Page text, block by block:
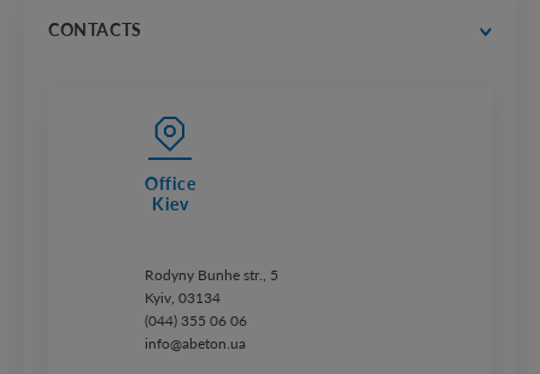
price lists
CONTACTS
Office
Kiev
Rodyny Bunhe str., 5
Kyiv, 03134
(044) 355 06 06
info@abeton.ua